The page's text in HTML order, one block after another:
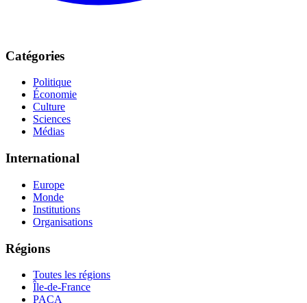
Catégories
Politique
Économie
Culture
Sciences
Médias
International
Europe
Monde
Institutions
Organisations
Régions
Toutes les régions
Île-de-France
PACA